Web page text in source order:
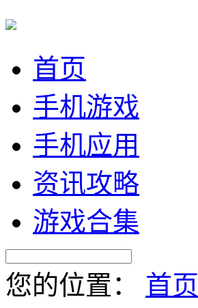
首页
手机游戏
手机应用
资讯攻略
游戏合集
您的位置： 首页